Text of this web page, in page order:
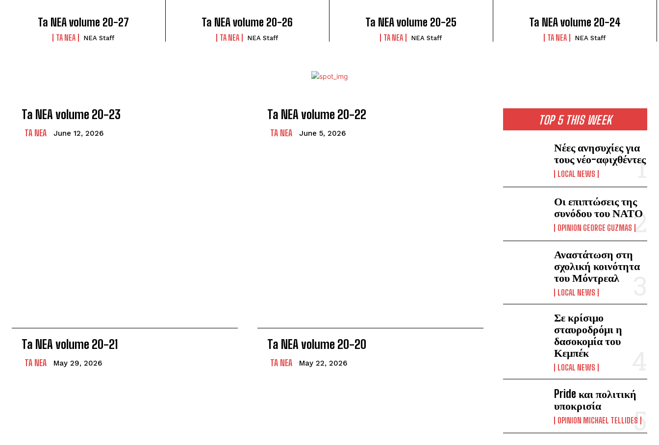
Ta NEA volume 20-27
TA NEA NEA Staff
Ta NEA volume 20-26
TA NEA NEA Staff
Ta NEA volume 20-25
TA NEA NEA Staff
Ta NEA volume 20-24
TA NEA NEA Staff
Ta NEA volume 20-23
TA NEA June 12, 2026
Ta NEA volume 20-22
TA NEA June 5, 2026
Ta NEA volume 20-21
TA NEA May 29, 2026
Ta NEA volume 20-20
TA NEA May 22, 2026
TOP 5 THIS WEEK
Νέες ανησυχίες για
τους νέο-αφιχθέντες
LOCAL NEWS
Οι επιπτώσεις της
συνόδου του ΝΑΤΟ
OPINION GEORGE GUZMAS
Αναστάτωση στη
σχολική κοινότητα
του Μόντρεαλ
LOCAL NEWS
Σε κρίσιμο
σταυροδρόμι η
δασοκομία του
Κεμπέκ
LOCAL NEWS
Pride και πολιτική
υποκρισία
OPINION MICHAEL TELLIDES